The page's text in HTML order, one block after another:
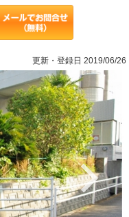
更新・登録日 2019/06/26